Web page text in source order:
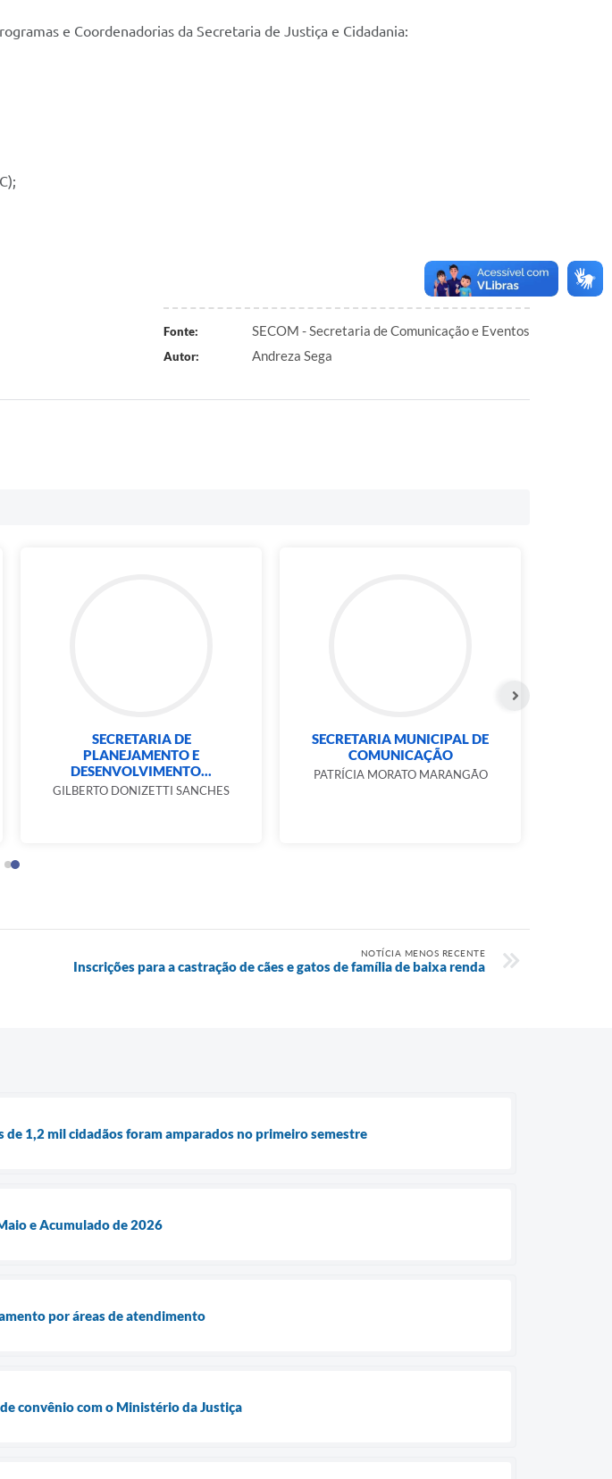
e Coordenadorias da Secretaria de Justiça e Cidadania:
Fonte: SECOM - Secretaria de Comunicação e Eventos
Autor: Andreza Sega
SECRETARIA DE
PLANEJAMENTO E
DESENVOLVIMENTO...
GILBERTO DONIZETTI SANCHES
SECRETARIA MUNICIPAL DE
COMUNICAÇÃO
PATRÍCIA MORATO MARANGÃO
NOTÍCIA MENOS RECENTE
Inscrições para a castração de cães e gatos de família de baixa renda
1,2 mil cidadãos foram amparados no primeiro semestre
e Acumulado de 2026
por áreas de atendimento
convênio com o Ministério da Justiça